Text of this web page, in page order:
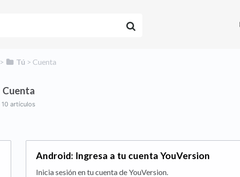
​ > ​ ​Tú ​ > ​ ​Cuenta
Cuenta
10 artículos
Android: Ingresa a tu cuenta YouVersion
Inicia sesión en tu cuenta de YouVersion.